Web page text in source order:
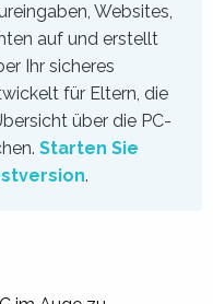
Websites,
auf und erstellt
Ihr sicheres
für Eltern, die
über die PC-
Starten Sie
.